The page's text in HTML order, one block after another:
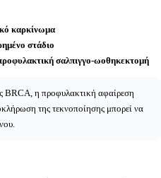
καρκίνωμα
στάδιο
σαλπιγγο-ωοθηκεκτομή
BRCA, η προφυλακτική αφαίρεση
της τεκνοποίησης μπορεί να